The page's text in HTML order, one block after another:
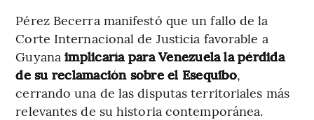
Pérez Becerra manifestó que un fallo de la
Corte Internacional de Justicia favorable a
Guyana implicaría para Venezuela la pérdida
de su reclamación sobre el Esequibo,
cerrando una de las disputas territoriales más
relevantes de su historia contemporánea.